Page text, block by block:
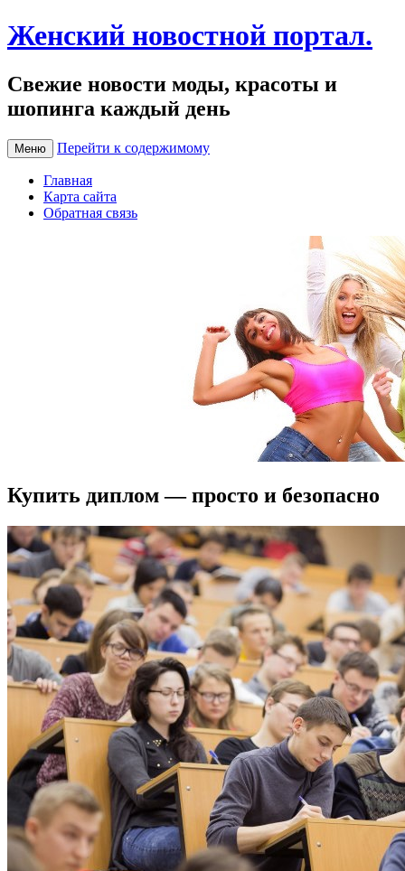
Женский новостной портал.
Свежие новости моды, красоты и
шопинга каждый день
Меню Перейти к содержимому
Главная
Карта сайта
Обратная связь
Купить диплом — просто и безопасно